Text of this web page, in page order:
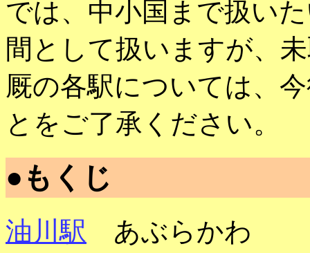
では、中小国まで扱い
間として扱いますが、
厩の各駅については、
とをご了承ください。
●もくじ
油川駅 あぶらかわ